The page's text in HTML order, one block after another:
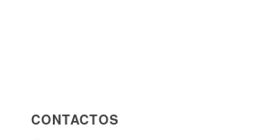
CONTACTOS